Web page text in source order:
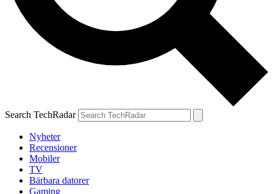
Search TechRadar
Nyheter
Recensioner
Mobiler
TV
Bärbara datorer
Gaming